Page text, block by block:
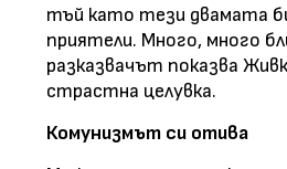
тъй като тези двамата
приятели. Много, много
разказвачът показва
страстна целувка.
Комунизмът си отива